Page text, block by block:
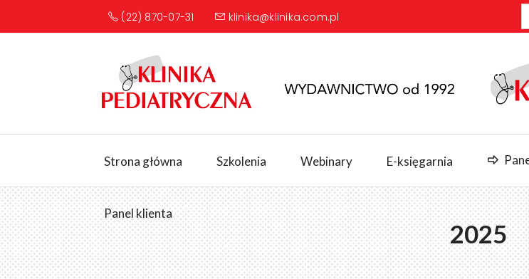
(22) 870-07-31 klinika@klinika.com.pl
Strona główna Szkolenia Webinary E-księgarnia
Panel klienta
2025